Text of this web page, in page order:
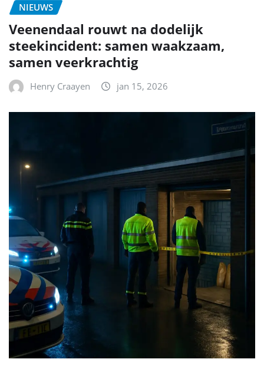
NIEUWS
Veenendaal rouwt na dodelijk
steekincident: samen waakzaam,
samen veerkrachtig
Henry Craayen jan 15, 2026